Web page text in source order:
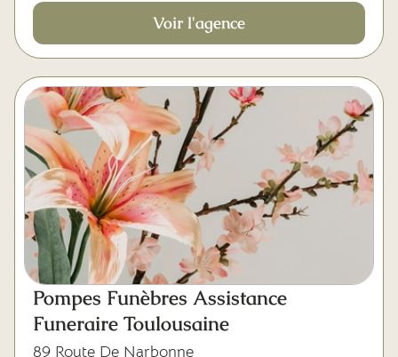
Voir l'agence
Pompes Funèbres Assistance
Funeraire Toulousaine
89 Route De Narbonne